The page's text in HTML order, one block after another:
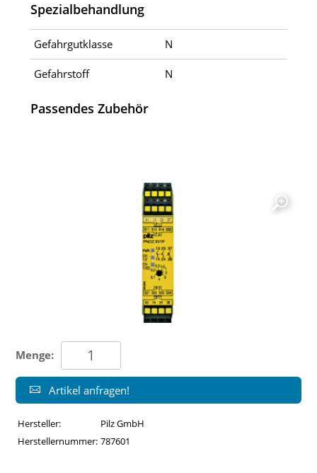
Spezialbehandlung
Gefahrgutklasse N
Gefahrstoff N
Passendes Zubehör
Menge:
Artikel anfragen!
Hersteller:
Pilz GmbH
Herstellernummer: 787601